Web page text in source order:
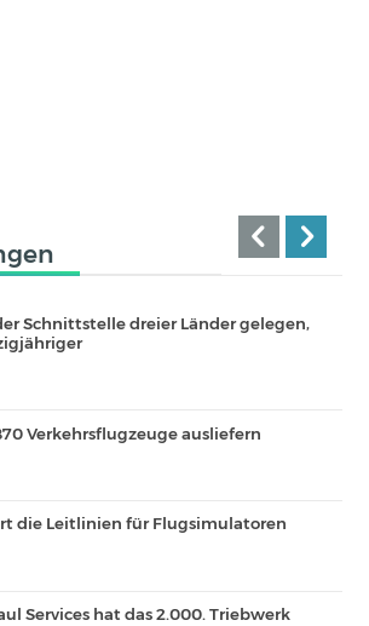
Schnittstelle dreier Länder gelegen,
Verkehrsflugzeuge ausliefern
die Leitlinien für Flugsimulatoren
Services hat das 2.000. Triebwerk